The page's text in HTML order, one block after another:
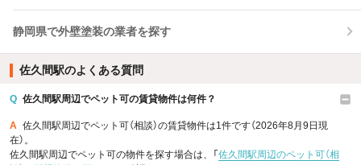
静岡県で外壁塗装の業者を探す
佐久間駅のよくある質問
Q 佐久間駅周辺でペット可の賃貸物件は何件？
A 佐久間駅周辺でペット可（相談）の賃貸物件は1件です（2026年8月9日現
在）。
佐久間駅周辺でペット可の物件を探す場合は、「佐久間駅周辺のペット可（相